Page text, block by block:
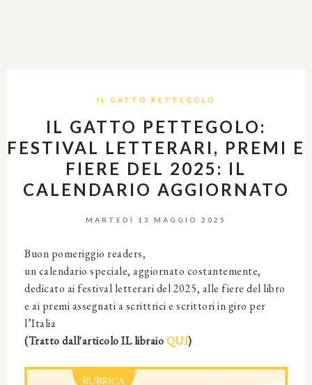
IL GATTO PETTEGOLO
IL GATTO PETTEGOLO:
FESTIVAL LETTERARI, PREMI E
FIERE DEL 2025: IL
CALENDARIO AGGIORNATO
MARTEDÌ 13 MAGGIO 2025
Buon pomeriggio readers,
un calendario speciale, aggiornato costantemente,
dedicato ai festival letterari del 2025, alle fiere del libro
e ai premi assegnati a scrittrici e scrittori in giro per
l’Italia
(Tratto dall'articolo IL libraioQUI)